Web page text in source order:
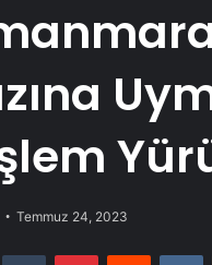
Temmuz 24, 2023
Tumblr PinterestReddit